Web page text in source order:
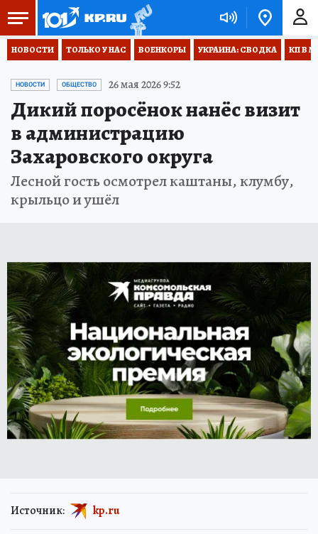
НОВОСТИ ТОЛЬКО У НАС ВОЕНКОРЫ УКРАИНА: СВОДКА КП В
НОВОСТИ ОБЩЕСТВО 26 мая 2026 9:52
Дикий поросёнок нанёс визит
в администрацию
Захаровского округа
Лесной гость осмотрел каштаны, клумбу,
крыльцо и ушёл
Источник: kp.ru